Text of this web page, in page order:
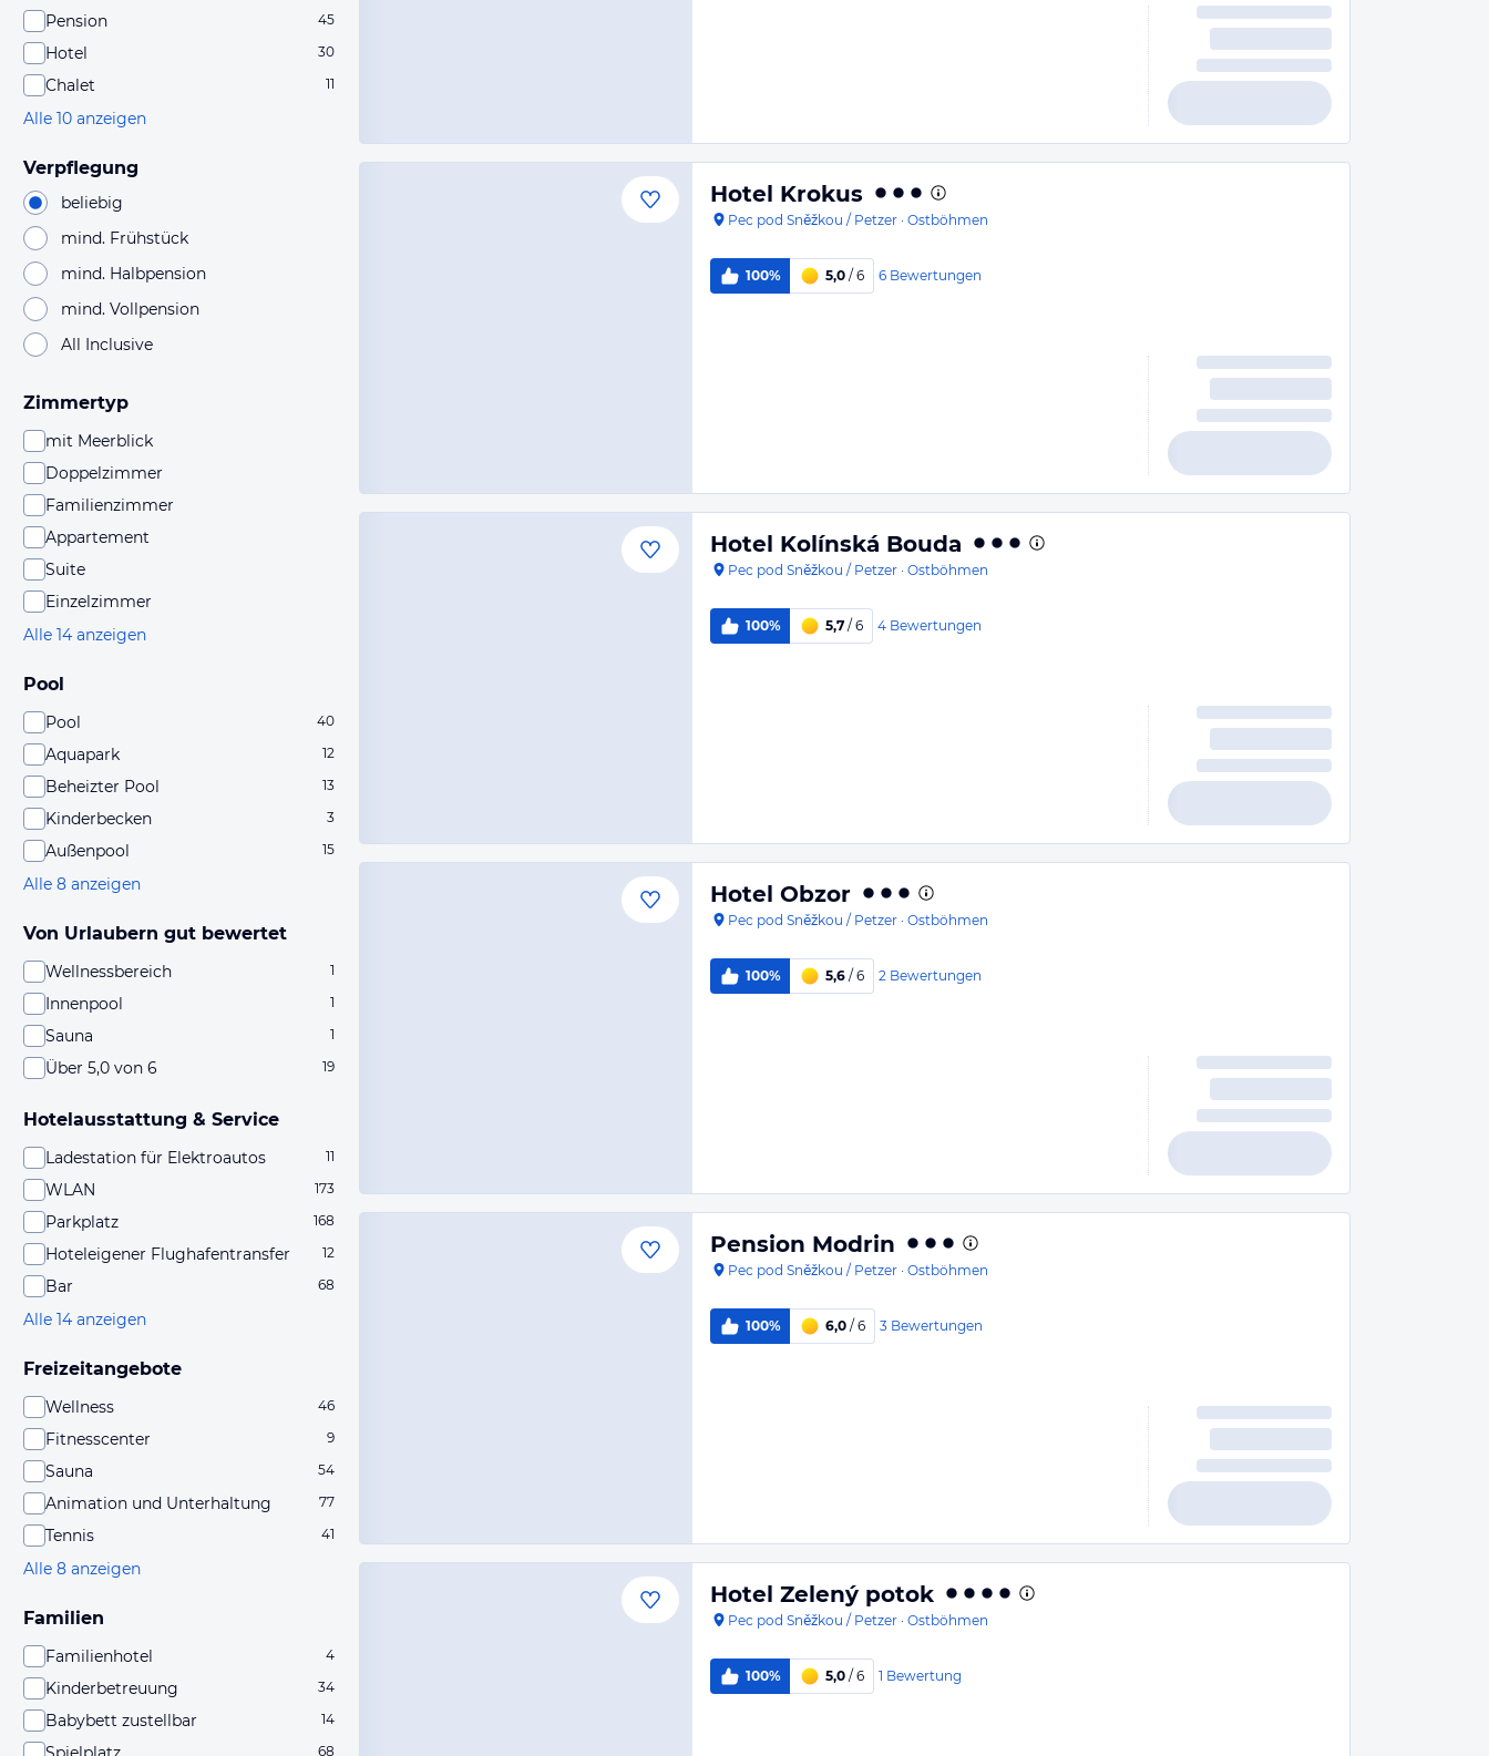
Pension 45
Hotel 30
Chalet 11
Alle 10 anzeigen
Verpflegung
beliebig
mind. Frühstück
mind. Halbpension
mind. Vollpension
All Inclusive
Zimmertyp
mit Meerblick
Doppelzimmer
Familienzimmer
Appartement
Suite
Einzelzimmer
Alle 14 anzeigen
Pool
Pool 40
Aquapark 12
Beheizter Pool 13
Kinderbecken 3
Außenpool 15
Alle 8 anzeigen
Von Urlaubern gut bewertet
Wellnessbereich 1
Innenpool 1
Sauna 1
Über 5,0 von 6 19
Hotelausstattung & Service
Ladestation für Elektroautos 11
WLAN 173
Parkplatz 168
Hoteleigener Flughafentransfer 12
Bar 68
Alle 14 anzeigen
Freizeitangebote
Wellness 46
Fitnesscenter 9
Sauna 54
Animation und Unterhaltung 77
Tennis 41
Alle 8 anzeigen
Familien
Familienhotel 4
Kinderbetreuung 34
Babybett zustellbar 14
68
Hotel Krokus
Pec pod Sněžkou / Petzer · Ostböhmen
100% 5,0 / 6 6 Bewertungen
Hotel Kolínská Bouda
Pec pod Sněžkou / Petzer · Ostböhmen
100% 5,7 / 6 4 Bewertungen
Hotel Obzor
Pec pod Sněžkou / Petzer · Ostböhmen
100% 5,6 / 6 2 Bewertungen
Pension Modrin
Pec pod Sněžkou / Petzer · Ostböhmen
100% 6,0 / 6 3 Bewertungen
Hotel Zelený potok
Pec pod Sněžkou / Petzer · Ostböhmen
100% 5,0 / 6 1 Bewertung